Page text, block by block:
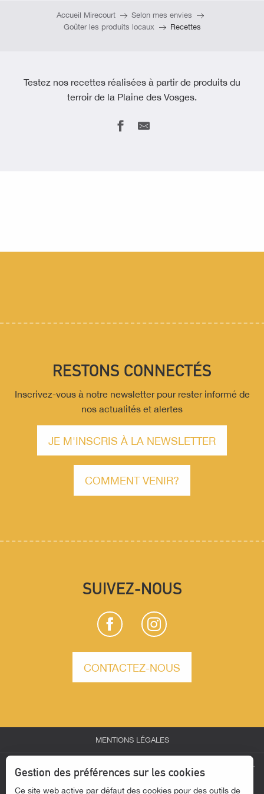
Accueil Mirecourt
Selon mes envies
Goûter les produits locaux
Recettes
Testez nos recettes réalisées à partir de produits du
terroir de la Plaine des Vosges.
RESTONS CONNECTÉS
Inscrivez-vous à notre newsletter pour rester informé de
nos actualités et alertes
JE M'INSCRIS À LA NEWSLETTER
COMMENT VENIR?
SUIVEZ-NOUS
CONTACTEZ-NOUS
MENTIONS LÉGALES
ESPACE PARTENAIRES ESPACE GROUPES ESPACE PRESSE -
ACTUALITÉS - ACCESSIBILITÉ - SITE NON CONFORME
Gestion des préférences sur les cookies
Ce site web active par défaut des cookies pour des outils de